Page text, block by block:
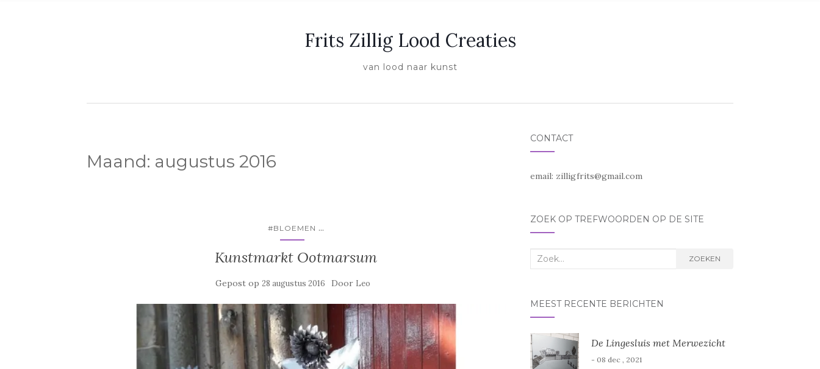
Frits Zillig Lood Creaties
van lood naar kunst
Maand: augustus 2016
#BLOEMEN ...
Kunstmarkt Ootmarsum
Gepost op28 augustus 2016 Door Leo
CONTACT
email: zilligfrits@gmail.com
ZOEK OP TREFWOORDEN OP DE SITE
Zoek
ZOEKEN
MEEST RECENTE BERICHTEN
De Lingesluis met Merwezicht
- 08 dec , 2021